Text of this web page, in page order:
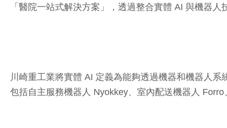
「醫院一站式解決方案」，透過整合實體 AI 與機器
川崎重工業將實體 AI 定義為能夠透過機器和機器人
包括自主服務機器人 Nyokkey、室內配送機器人